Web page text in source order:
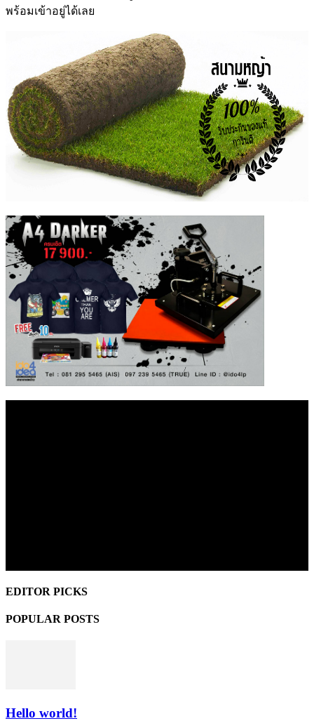
พร้อมเข้าอยู่ได้เลย
EDITOR PICKS
POPULAR POSTS
Hello world!